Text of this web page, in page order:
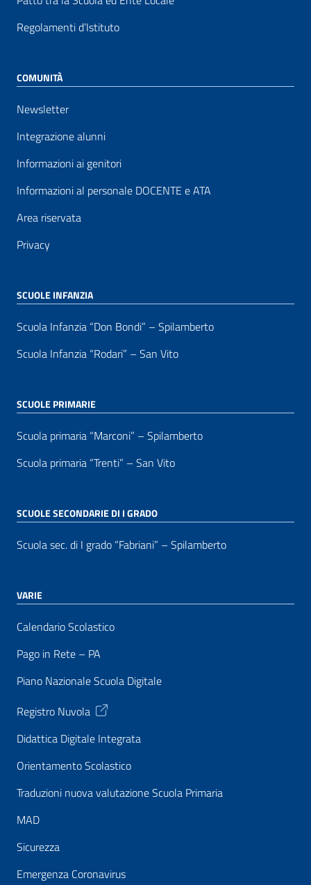
Regolamenti d’Istituto
COMUNITÀ
Newsletter
Integrazione alunni
Informazioni ai genitori
Informazioni al personale DOCENTE e ATA
Area riservata
Privacy
SCUOLE INFANZIA
Scuola Infanzia “Don Bondi” – Spilamberto
Scuola Infanzia “Rodari” – San Vito
SCUOLE PRIMARIE
Scuola primaria “Marconi” – Spilamberto
Scuola primaria “Trenti” – San Vito
SCUOLE SECONDARIE DI I GRADO
Scuola sec. di I grado “Fabriani” – Spilamberto
VARIE
Calendario Scolastico
Pago in Rete – PA
Piano Nazionale Scuola Digitale
Registro Nuvola
Didattica Digitale Integrata
Orientamento Scolastico
Traduzioni nuova valutazione Scuola Primaria
MAD
Sicurezza
Emergenza Coronavirus